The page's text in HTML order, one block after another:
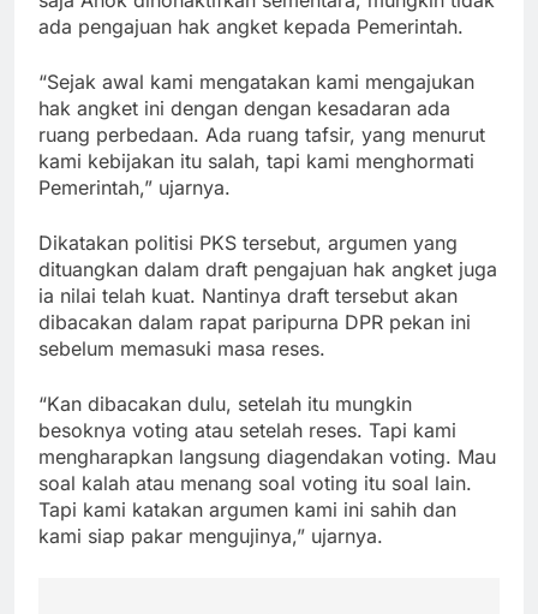
ada pengajuan hak angket kepada Pemerintah.
“Sejak awal kami mengatakan kami mengajukan
hak angket ini dengan dengan kesadaran ada
ruang perbedaan. Ada ruang tafsir, yang menurut
kami kebijakan itu salah, tapi kami menghormati
Pemerintah,” ujarnya.
Dikatakan politisi PKS tersebut, argumen yang
dituangkan dalam draft pengajuan hak angket juga
ia nilai telah kuat. Nantinya draft tersebut akan
dibacakan dalam rapat paripurna DPR pekan ini
sebelum memasuki masa reses.
“Kan dibacakan dulu, setelah itu mungkin
besoknya voting atau setelah reses. Tapi kami
mengharapkan langsung diagendakan voting. Mau
soal kalah atau menang soal voting itu soal lain.
Tapi kami katakan argumen kami ini sahih dan
kami siap pakar mengujinya,” ujarnya.